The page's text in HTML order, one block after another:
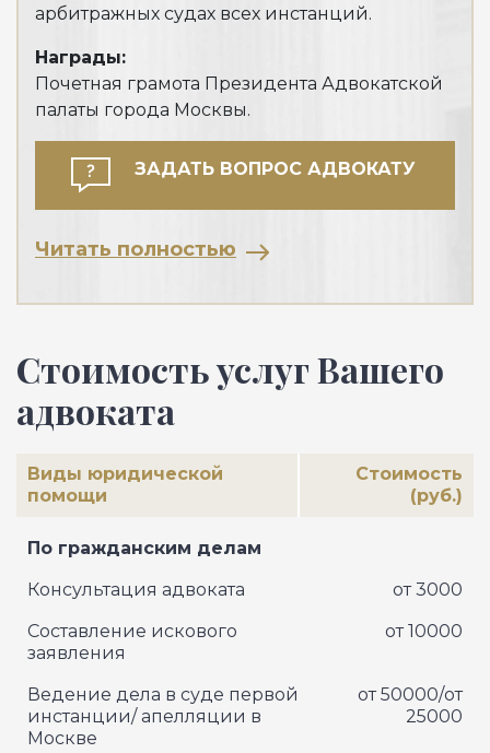
арбитражных судах всех инстанций.
Награды:
Почетная грамота Президента Адвокатской
палаты города Москвы.
ЗАДАТЬ ВОПРОС АДВОКАТУ
Читать полностью
Стоимость услуг Вашего
адвоката
Виды юридической
помощи
Стоимость
(руб.)
По гражданским делам
Консультация адвоката
от 3000
Составление искового
заявления
от 10000
Ведение дела в суде первой
инстанции/ апелляции в
Москве
от 50000/от
25000